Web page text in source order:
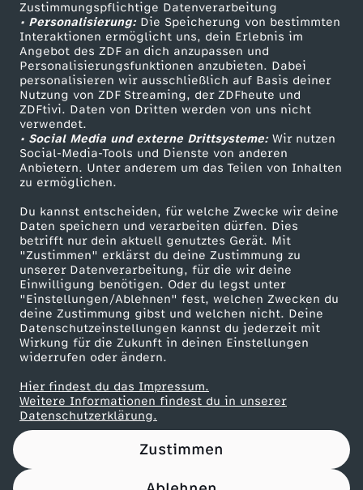
Zustimmungspflichtige Datenverarbeitung
• Personalisierung:Die Speicherung von bestimmten
Interaktionen ermöglicht uns, dein Erlebnis im
Angebot des ZDF an dich anzupassen und
Personalisierungsfunktionen anzubieten. Dabei
personalisieren wir ausschließlich auf Basis deiner
Nutzung von ZDF Streaming, der ZDFheute und
ZDFtivi. Daten von Dritten werden von uns nicht
verwendet.
• Social Media und externe Drittsysteme:Wir nutzen
Social-Media-Tools und Dienste von anderen
Anbietern. Unter anderem um das Teilen von Inhalten
zu ermöglichen.
Du kannst entscheiden, für welche Zwecke wir deine
Daten speichern und verarbeiten dürfen. Dies
betrifft nur dein aktuell genutztes Gerät. Mit
"Zustimmen" erklärst du deine Zustimmung zu
unserer Datenverarbeitung, für die wir deine
Einwilligung benötigen. Oder du legst unter
"Einstellungen/Ablehnen" fest, welchen Zwecken du
deine Zustimmung gibst und welchen nicht. Deine
Datenschutzeinstellungen kannst du jederzeit mit
Wirkung für die Zukunft in deinen Einstellungen
widerrufen oder ändern.
Hier findest du das Impressum.
Weitere Informationen findest du in unserer
Datenschutzerklärung.
Zustimmen
Livestreams
Sendungen A-Z
TV-Programm
Zuschauerservice
Hilfe
ZDF Unternehmen
Karriere
ZDF goes Schule
Werbefernsehen
Mainzelmännchen
Partner